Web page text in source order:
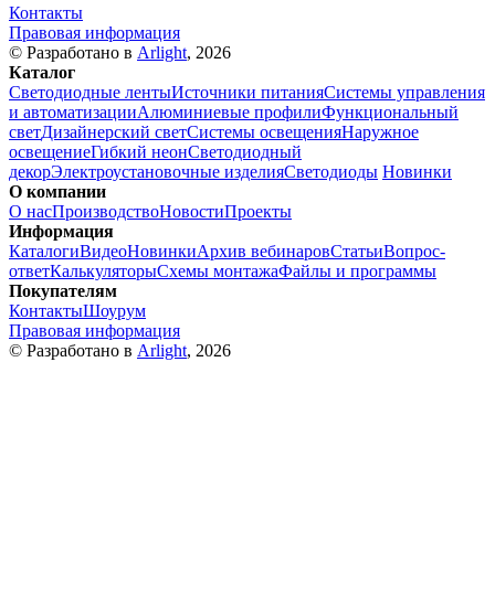
Контакты
Правовая информация
© Разработано в Arlight, 2026
Каталог
Светодиодные лентыИсточники питанияСистемы управления
и автоматизацииАлюминиевые профилиФункциональный
светДизайнерский светСистемы освещенияНаружное
освещениеГибкий неонСветодиодный
декорЭлектроустановочные изделияСветодиоды Новинки
О компании
О насПроизводствоНовостиПроекты
Информация
КаталогиВидеоНовинкиАрхив вебинаровСтатьиВопрос-
ответКалькуляторыСхемы монтажаФайлы и программы
Покупателям
КонтактыШоурум
Правовая информация
© Разработано в Arlight, 2026